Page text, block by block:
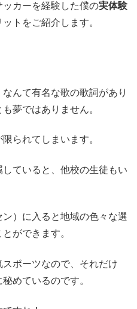
カーを経験した僕の実体験
トをご紹介します。
なんて有名な歌の歌詞があり
夢ではありません。
られてしまいます。
ていると、他校の生徒もい
）に入ると地域の色々な選
ができます。
ポーツなので、それだけ
めているのです。